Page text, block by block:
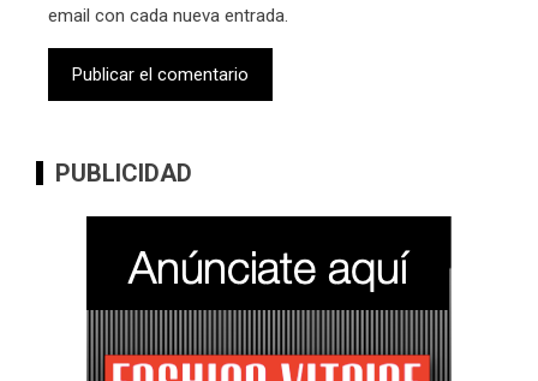
email con cada nueva entrada.
PUBLICIDAD